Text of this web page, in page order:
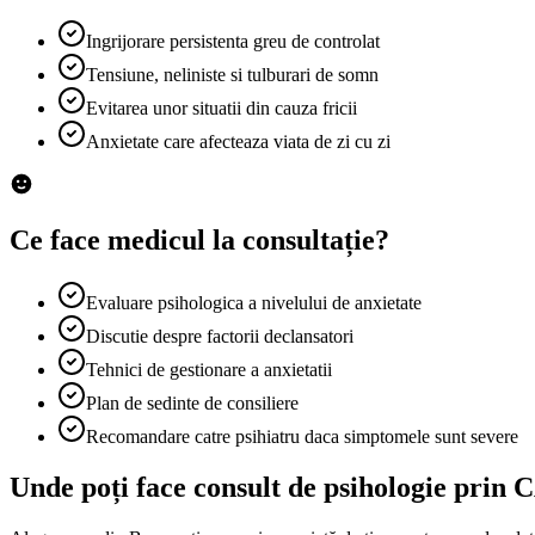
Ingrijorare persistenta greu de controlat
Tensiune, neliniste si tulburari de somn
Evitarea unor situatii din cauza fricii
Anxietate care afecteaza viata de zi cu zi
Ce face medicul la consultație?
Evaluare psihologica a nivelului de anxietate
Discutie despre factorii declansatori
Tehnici de gestionare a anxietatii
Plan de sedinte de consiliere
Recomandare catre psihiatru daca simptomele sunt severe
Unde poți face consult de psihologie prin